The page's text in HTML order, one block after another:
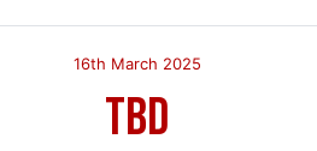
16th March 2025
TBD